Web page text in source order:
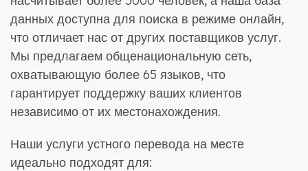
данных доступна для поиска в режиме онлайн,
что отличает нас от других поставщиков услуг.
Мы предлагаем общенациональную сеть,
охватывающую более 65 языков, что
гарантирует поддержку ваших клиентов
независимо от их местонахождения.
Наши услуги устного перевода на месте
идеально подходят для: